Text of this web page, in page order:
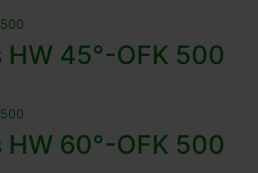
45°-OFK 500
60°-OFK 500